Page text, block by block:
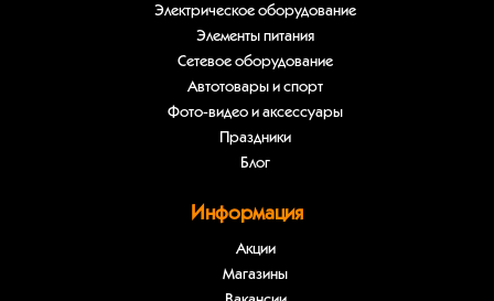
Электрическое оборудование
Элементы питания
Сетевое оборудование
Автотовары и спорт
Фото-видео и аксессуары
Праздники
Блог
Информация
Акции
Магазины